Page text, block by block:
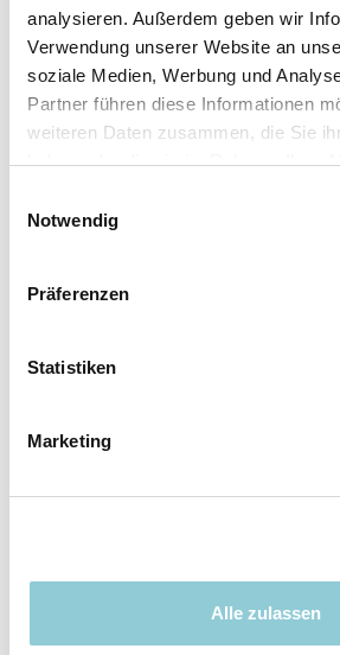
analysieren. Außerdem geben wir
Verwendung unserer Website an
soziale Medien, Werbung und
Partner führen diese Informationen
weiteren Daten zusammen, die Sie
haben oder die sie im Rahmen Ihrer
Notwendig
Präferenzen
Statistiken
Marketing
Alle zulassen
Ausstattungslinie
Verfügbar ab
Fahrzeugkategorie
Ausstattung
Exterieur
Dachreling
Interieur – Komfort